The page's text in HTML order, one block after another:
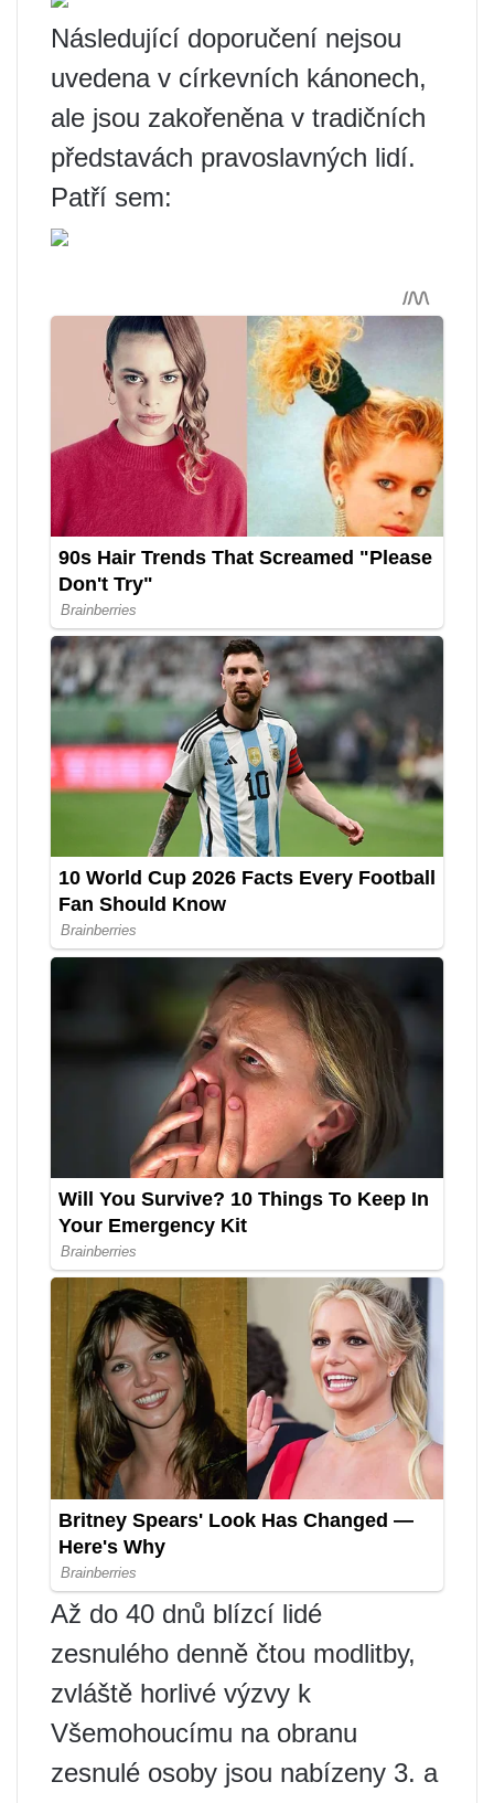
Následující doporučení nejsou
uvedena v církevních kánonech,
ale jsou zakořeněna v tradičních
představách pravoslavných lidí.
Patří sem:
Až do 40 dnů blízcí lidé
zesnulého denně čtou modlitby,
zvláště horlivé výzvy k
Všemohoucímu na obranu
zesnulé osoby jsou nabízeny 3. a